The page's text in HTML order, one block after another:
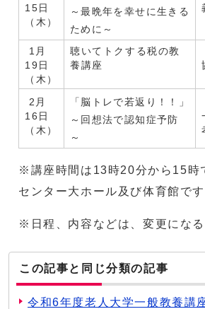
15日
（木）
～最晩年を幸せに生きる
ために～
1月
19日
（木）
聴いてトクする税の教
養講座
2月
16日
（木）
「脳トレで若返り！！」
～回想法で認知症予防
～
※講座時間は13時20分から15時
センター大ホール及び体育館です
※日程、内容などは、変更になる
この記事と同じ分類の記事
令和6年度老人大学一般教養講